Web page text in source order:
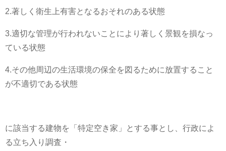
2.著しく衛生上有害となるおそれのある状態
3.適切な管理が行われないことにより著しく景観を損なっ
ている状態
4.その他周辺の生活環境の保全を図るために放置すること
が不適切である状態
に該当する建物を「特定空き家」とする事とし、行政によ
る立ち入り調査・